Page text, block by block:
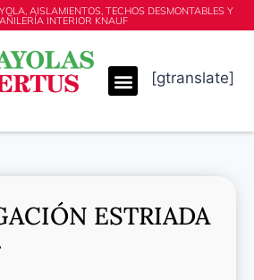
AISLAMIENTOS, TECHOS DESMONTABLES Y
INTERIOR KNAUF
[gtranslate]
ESTRIADA